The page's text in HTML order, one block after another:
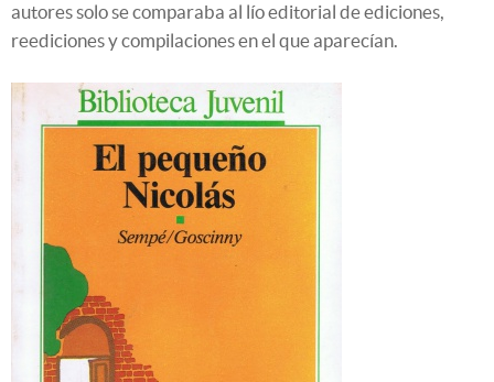
autores solo se comparaba al lío editorial de ediciones,
reediciones y compilaciones en el que aparecían.